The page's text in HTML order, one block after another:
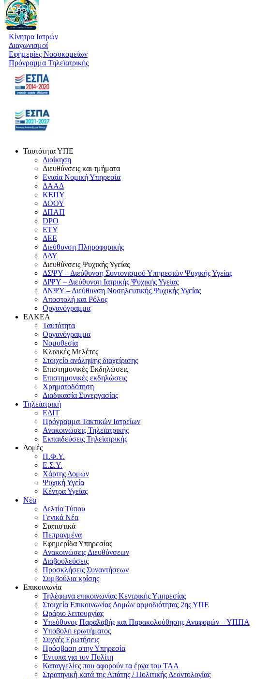
Κίνητρα Ιατρών
Διαγωνισμοί
Εφημερίες Νοσοκομείων
Πρόγραμμα Τηλεϊατρικής
Ταυτότητα ΥΠΕ
Διοίκηση
Διευθύνσεις και τμήματα
Ενιαία Νομική Υπηρεσία
ΔΑΑΔ
ΚΕΠΥ
ΔΟΟΥ
ΔΠΑΠ
DPO
ΕΤΥ
ΔΕΕ
Διεύθυνση Πληροφορικής
ΔΔΥ
Διευθύνσεις Ψυχικής Υγείας
ΔΣΨΥ – Διεύθυνση Συντονισμού Υπηρεσιών Ψυχικής Υγείας
ΔΙΨΥ – Διεύθυνση Ιατρικής Ψυχικής Υγείας
ΔΝΨΥ – Διεύθυνση Νοσηλευτικής Ψυχικής Υγείας
Αποστολή και Ρόλος
Οργανόγραμμα
ΕΛΚΕΑ
Ταυτότητα
Οργανόγραμμα
Νομοθεσία
Κλινικές Μελέτες
Στοιχείο ανάληψης διαχείρισης
Επιστημονικές Εκδηλώσεις
Επιστημονικές εκδηλώσεις
Χρηματοδότηση
Διαδικασία Συνεργασίας
Τηλεϊατρική
ΕΔΙΤ
Πρόγραμμα Τακτικών Ιατρείων
Ανακοινώσεις Τηλεϊατρικής
Εκπαιδεύσεις Τηλεϊατρικής
Δομές
Π.Φ.Υ.
Ε.Σ.Υ.
Χάρτης Δομών
Ψυχική Υγεία
Κέντρα Υγείας
Νέα
Δελτία Τύπου
Γενικά Νέα
Στατιστικά
Πεπραγμένα
Εφημερίδα Υπηρεσίας
Ανακοινώσεις Διευθύνσεων
Διαβουλεύσεις
Προσκλήσεις Συναντήσεων
Συμβούλια κρίσης
Επικοινωνία
Τηλέφωνα επικοινωνίας Κεντρικής Υπηρεσίας
Στοιχεία Επικοινωνίας Δομών αρμοδιότητας 2ης ΥΠΕ
Ωράριο λειτουργίας
Υπεύθυνος Παραλαβής και Παρακολούθησης Αναφορών – ΥΠΠΑ
Υποβολή ερωτήματος
Συχνές Ερωτήσεις
Πρόσβαση στην Υπηρεσία
Έντυπα για τον Πολίτη
Καταγγελίες που αφορούν τα έργα του ΤΑΑ
Στρατηγική κατά της Απάτης / Πολιτικής Δεοντολογίας